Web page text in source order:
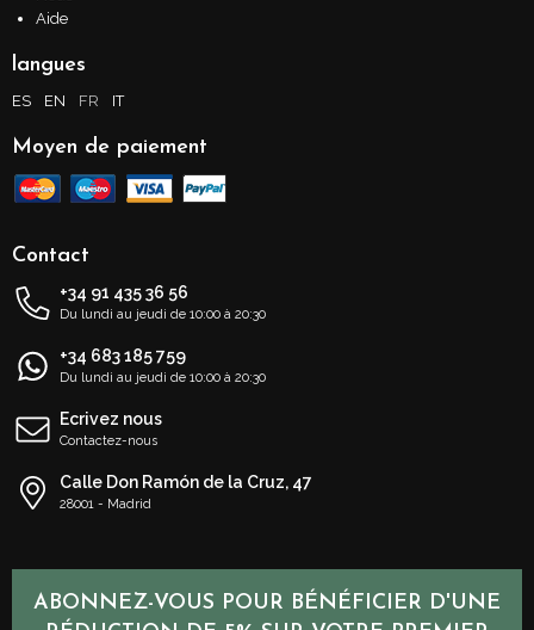
Aide
langues
ES EN FR IT
Moyen de paiement
Contact
+34 91 435 36 56
Du lundi au jeudi de 10:00 à 20:30
+34 683 185 759
Du lundi au jeudi de 10:00 à 20:30
Ecrivez nous
Contactez-nous
Calle Don Ramón de la Cruz, 47
28001 - Madrid
ABONNEZ-VOUS POUR BÉNÉFICIER D'UNE